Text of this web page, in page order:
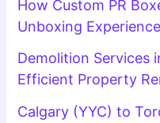
How Custom PR
Unboxing
Demolition Services
Efficient Property
Calgary (YYC) to